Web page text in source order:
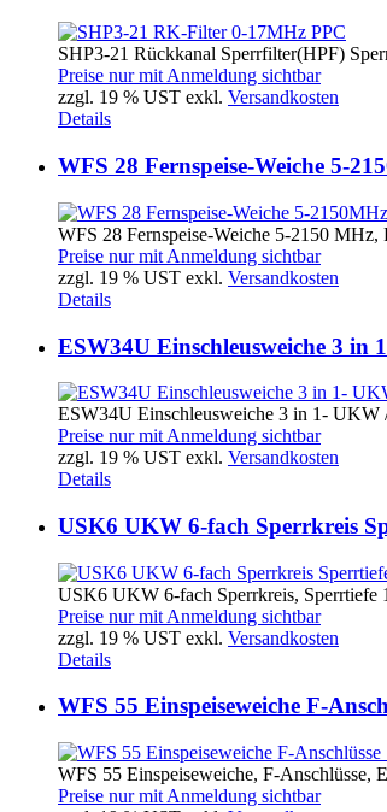
SHP3-21 Rückkanal Sperrfilter(HPF)
Preise nur mit Anmeldung sichtbar
zzgl. 19 % UST exkl. Versandkosten
Details
WFS 28 Fernspeise-Weiche 5-
WFS 28 Fernspeise-Weiche 5-2150
Preise nur mit Anmeldung sichtbar
zzgl. 19 % UST exkl. Versandkosten
Details
ESW34U Einschleusweiche 3
ESW34U Einschleusweiche 3 in 1-
Preise nur mit Anmeldung sichtbar
zzgl. 19 % UST exkl. Versandkosten
Details
USK6 UKW 6-fach Sperrkreis
USK6 UKW 6-fach Sperrkreis, Sperrtiefe
Preise nur mit Anmeldung sichtbar
zzgl. 19 % UST exkl. Versandkosten
Details
WFS 55 Einspeiseweiche F-
WFS 55 Einspeiseweiche, F-Anschlüsse,
Preise nur mit Anmeldung sichtbar